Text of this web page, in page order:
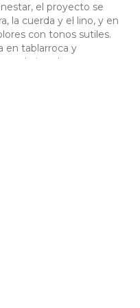
el proyecto se
la cuerda y el lino, y en
con tonos sutiles.
en tablarroca y
pintado.